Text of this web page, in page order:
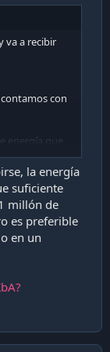
va a recibir
con
energía que
es cerca de
de que no
que te
y se
detectar
estamos
la energía
suficiente
millón de
es preferible
en un